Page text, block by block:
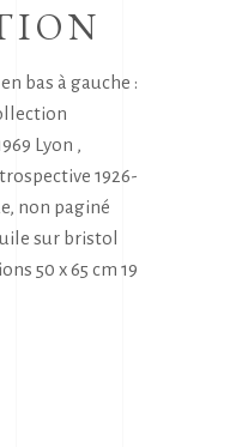
bas à gauche :
Lyon ,
1926-
non paginé
sur bristol
50 x 65 cm 19